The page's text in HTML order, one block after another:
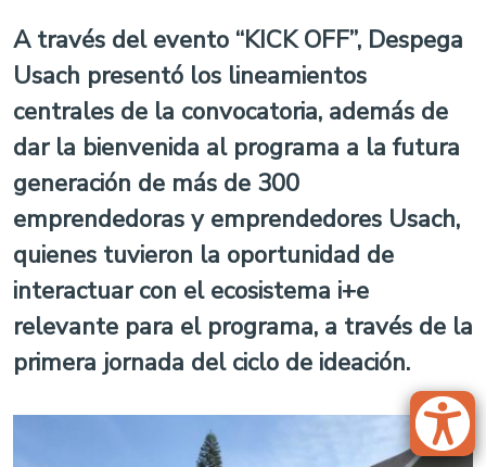
A través del evento “KICK OFF”, Despega
Usach presentó los lineamientos
centrales de la convocatoria, además de
dar la bienvenida al programa a la futura
generación de más de 300
emprendedoras y emprendedores Usach,
quienes tuvieron la oportunidad de
interactuar con el ecosistema i+e
relevante para el programa, a través de la
primera jornada del ciclo de ideación.